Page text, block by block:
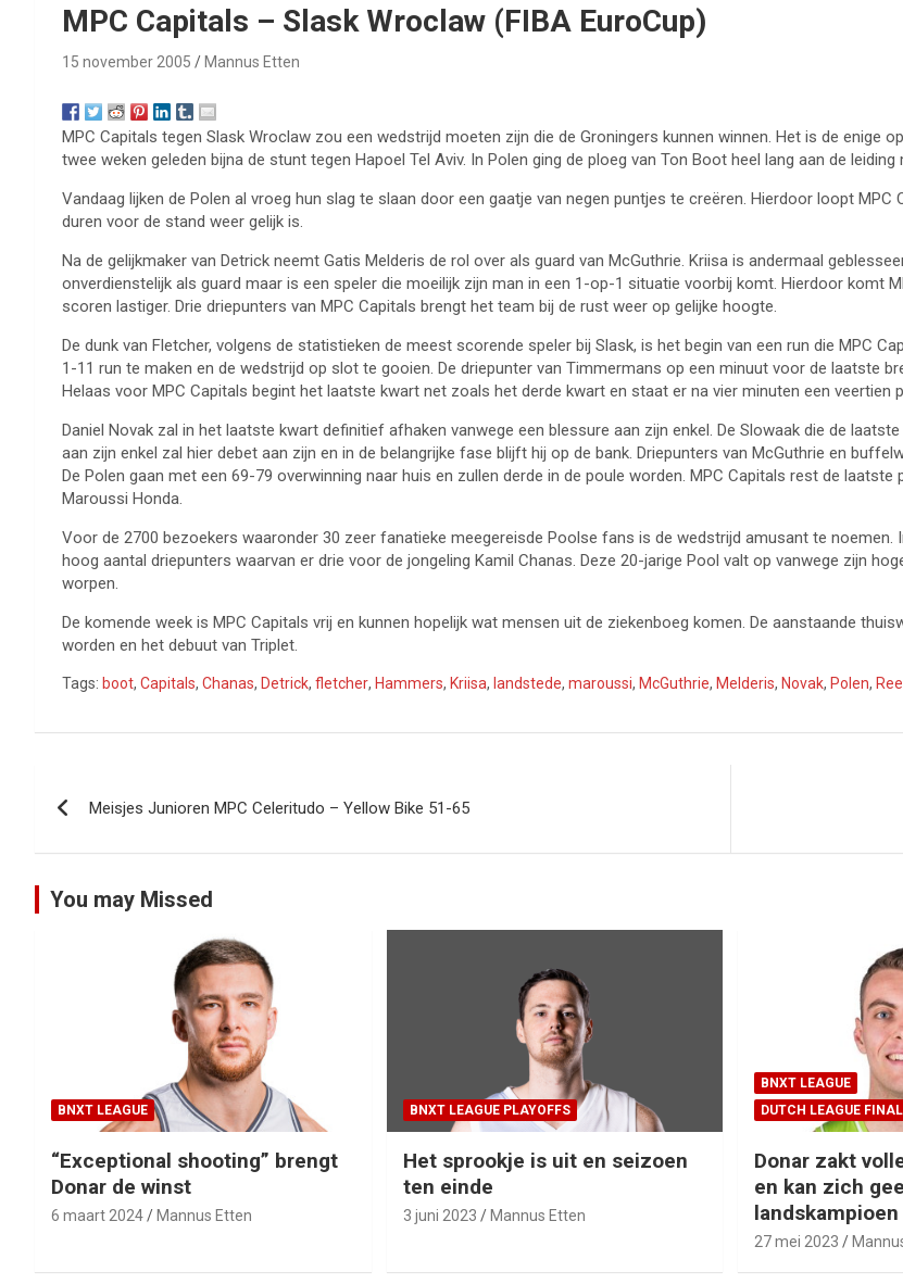
MPC Capitals – Slask Wroclaw (FIBA EuroCup)
15 november 2005 Mannus Etten
MPC Capitals tegen Slask Wroclaw zou een wedstrijd moeten zijn die de Groningers kunnen winnen. Het is de enige
twee weken geleden bijna de stunt tegen Hapoel Tel Aviv. In Polen ging de ploeg van Ton Boot heel lang aan de
Vandaag lijken de Polen al vroeg hun slag te slaan door een gaatje van negen puntjes te creëren. Hierdoor loopt
duren voor de stand weer gelijk is.
Na de gelijkmaker van Detrick neemt Gatis Melderis de rol over als guard van McGuthrie. Kriisa is andermaal
onverdienstelijk als guard maar is een speler die moeilijk zijn man in een 1-op-1 situatie voorbij komt. Hierdoor komt
scoren lastiger. Drie driepunters van MPC Capitals brengt het team bij de rust weer op gelijke hoogte.
De dunk van Fletcher, volgens de statistieken de meest scorende speler bij Slask, is het begin van een run die MPC
1-11 run te maken en de wedstrijd op slot te gooien. De driepunter van Timmermans op een minuut voor de laatste
Helaas voor MPC Capitals begint het laatste kwart net zoals het derde kwart en staat er na vier minuten een veertien
Daniel Novak zal in het laatste kwart definitief afhaken vanwege een blessure aan zijn enkel. De Slowaak die de
aan zijn enkel zal hier debet aan zijn en in de belangrijke fase blijft hij op de bank. Driepunters van McGuthrie en
De Polen gaan met een 69-79 overwinning naar huis en zullen derde in de poule worden. MPC Capitals rest de
Maroussi Honda.
Voor de 2700 bezoekers waaronder 30 zeer fanatieke meegereisde Poolse fans is de wedstrijd amusant te
hoog aantal driepunters waarvan er drie voor de jongeling Kamil Chanas. Deze 20-jarige Pool valt op vanwege zijn
worpen.
De komende week is MPC Capitals vrij en kunnen hopelijk wat mensen uit de ziekenboeg komen. De aanstaande
worden en het debuut van Triplet.
Tags: boot, Capitals, Chanas, Detrick, fletcher, Hammers, Kriisa, landstede, maroussi, McGuthrie, Melderis, Novak, Polen,
navigatie
Meisjes Junioren MPC Celeritudo – Yellow Bike 51-65
You may Missed
BNXT LEAGUE
“Exceptional shooting” brengt
Donar de winst
6 maart 2024 Mannus Etten
BNXT LEAGUE PLAYOFFS
Het sprookje is uit en seizoen
ten einde
3 juni 2023 Mannus Etten
BNXT LEAGUE
DUTCH LEAGUE
Donar zakt
en kan zich
27 mei 2023